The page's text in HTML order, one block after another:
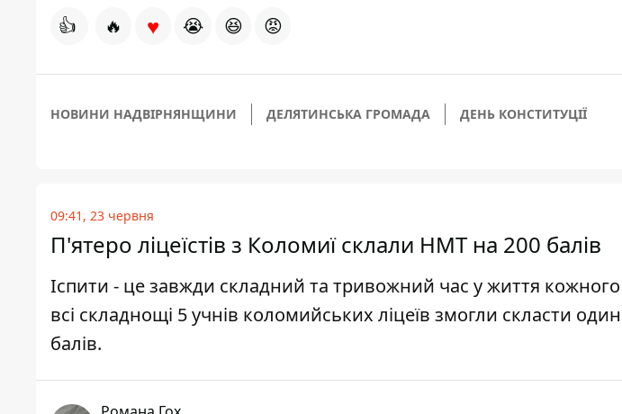
👍 🔥 ♥ 😭 😆 😡
НОВИНИ НАДВІРНЯНЩИНИ ДЕЛЯТИНСЬКА ГРОМАДА ДЕНЬ КОНСТИТУЦІЇ
09:41, 23 червня
П'ятеро ліцеїстів з Коломиї склали НМТ на 200 балів
Іспити - це завжди складний та тривожний час у життя
всі складнощі 5 учнів коломийських ліцеїв змогли скласти
балів.